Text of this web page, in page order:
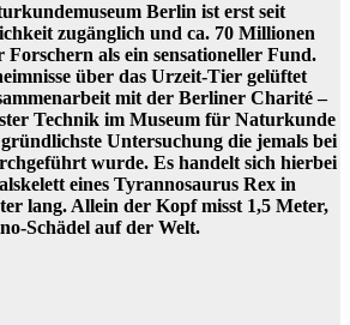
Berlin ist erst seit
zugänglich und ca. 70 Millionen
als ein sensationeller Fund.
über das Urzeit-Tier gelüftet
mit der Berliner Charité –
Technik im Museum für Naturkunde
Untersuchung die jemals bei
wurde. Es handelt sich hierbei
eines Tyrannosaurus Rex in
lang. Allein der Kopf misst 1,5 Meter,
Schädel auf der Welt.